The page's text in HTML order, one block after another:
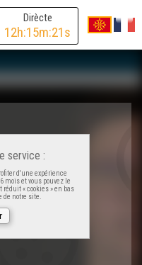
Dirècte
12h:15m:21s
service :
d'une expérience
mois et vous pouvez le
« cookies » en bas
de notre site.